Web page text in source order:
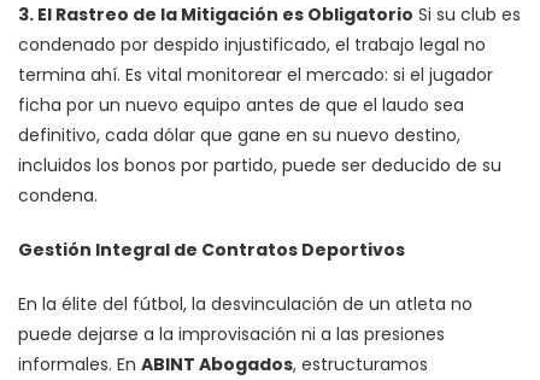
3. El Rastreo de la Mitigación es Obligatorio Si su club es
condenado por despido injustificado, el trabajo legal no
termina ahí. Es vital monitorear el mercado: si el jugador
ficha por un nuevo equipo antes de que el laudo sea
definitivo, cada dólar que gane en su nuevo destino,
incluidos los bonos por partido, puede ser deducido de su
condena.
Gestión Integral de Contratos Deportivos
En la élite del fútbol, la desvinculación de un atleta no
puede dejarse a la improvisación ni a las presiones
informales. En ABINT Abogados, estructuramos